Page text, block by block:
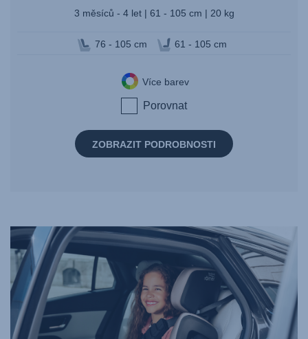
3 měsíců - 4 let | 61 - 105 cm | 20 kg
76 - 105 cm 61 - 105 cm
Více barev
Porovnat
ZOBRAZIT PODROBNOSTI